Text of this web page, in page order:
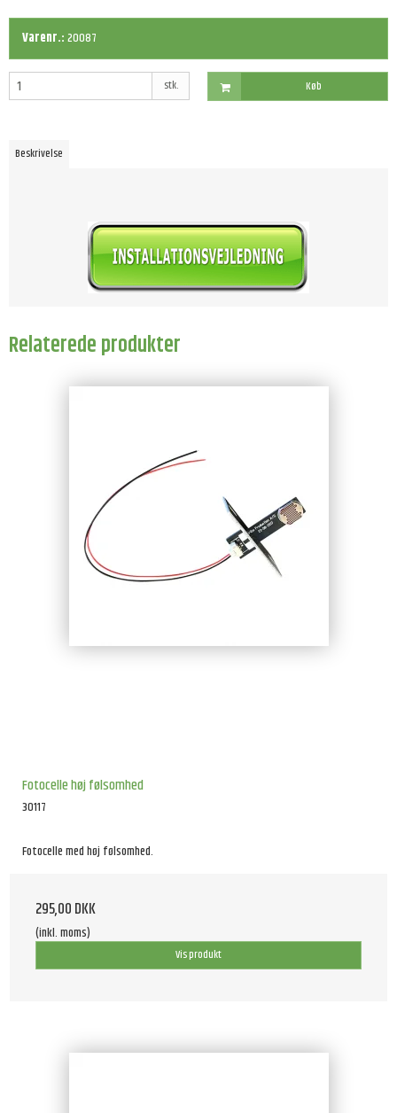
Varenr.:20087
stk. Køb
Beskrivelse
Relaterede produkter
Fotocelle høj følsomhed
30117
Fotocelle med høj følsomhed.
295,00 DKK
(inkl. moms)
Vis produkt